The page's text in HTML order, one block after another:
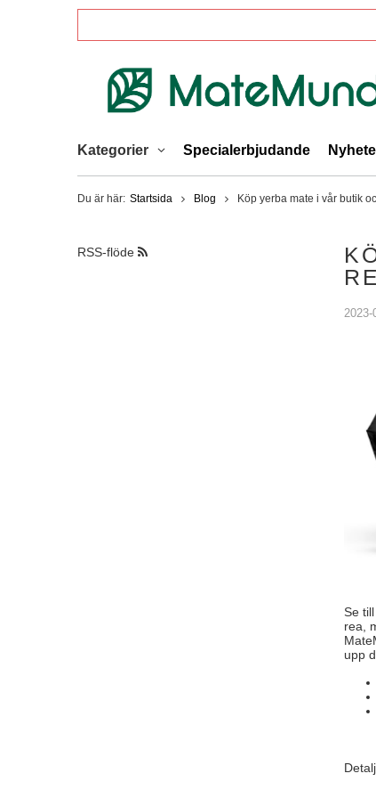
Kategorier Specialerbjudande
Du är här: Startsida Blog Köp yerba mate i vår butik
RSS-flöde
2023-
Se
rea,
upp